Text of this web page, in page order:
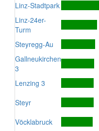
Linz-Stadtpark
Linz-24er-
Turm
Steyregg-Au
Gallneukirchen
3
Lenzing 3
Steyr
Vöcklabruck